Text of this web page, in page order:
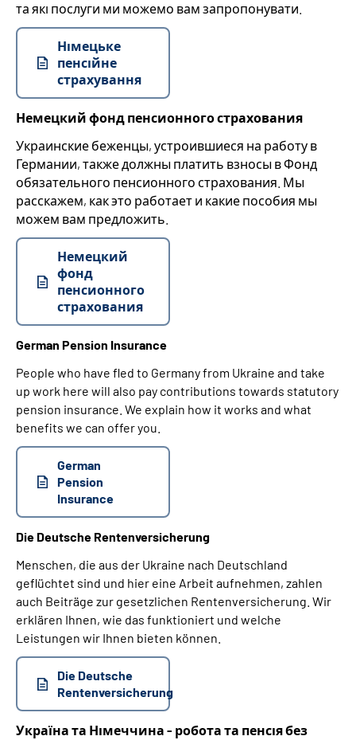
Mein Kundenportal
та які послуги ми можемо вам запропонувати.
Німецьке
пенсійне
страхування
Немецкий фонд пенсионного страхования
Украинские беженцы, устроившиеся на работу в
Германии, также должны платить взносы в Фонд
обязательного пенсионного страхования. Мы
расскажем, как это работает и какие пособия мы
можем вам предложить.
Немецкий
фонд
пенсионного
страхования
German Pension Insurance
People who have fled to Germany from Ukraine and take
up work here will also pay contributions towards statutory
pension insurance. We explain how it works and what
benefits we can offer you.
German
Pension
Insurance
Die Deutsche Rentenversicherung
Menschen, die aus der Ukraine nach Deutschland
geflüchtet sind und hier eine Arbeit aufnehmen, zahlen
auch Beiträge zur gesetzlichen Rentenversicherung. Wir
erklären Ihnen, wie das funktioniert und welche
Leistungen wir Ihnen bieten können.
Die Deutsche
Rentenversicherung
Україна та Німеччина - робота та пенсія без